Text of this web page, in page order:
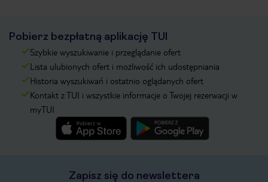
Pobierz bezpłatną aplikację TUI
Szybkie wyszukiwanie i przeglądanie ofert
Lista ulubionych ofert i możliwość ich udostępniania
Historia wyszukiwań i ostatnio oglądanych ofert
Kontakt z TUI i wszystkie informacje o Twojej rezerwacji w
myTUI
Zapisz się do newslettera